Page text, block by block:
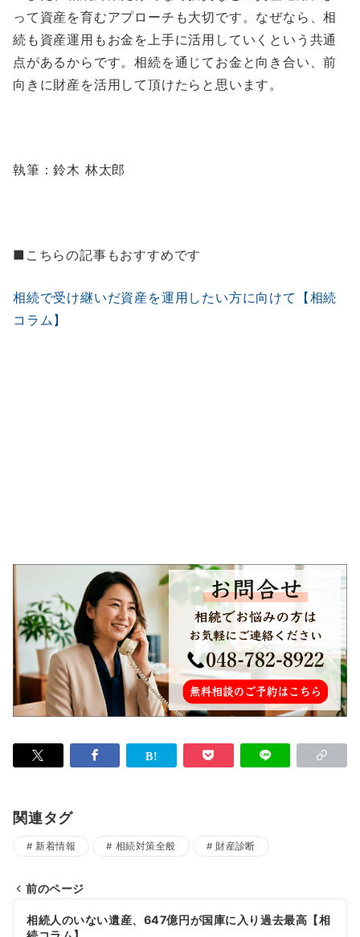
って資産を育むアプローチも大切です。なぜなら、相
続も資産運用もお金を上手に活用していくという共通
点があるからです。相続を通じてお金と向き合い、前
向きに財産を活用して頂けたらと思います。
執筆：鈴木 林太郎
■こちらの記事もおすすめです
相続で受け継いだ資産を運用したい方に向けて【相続
コラム】
関連タグ
新着情報 相続対策全般 財産診断
投
前のページ
相続人のいない遺産、647億円が国庫に入り過去最高【相